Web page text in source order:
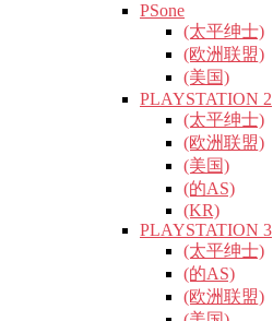
PSone
(太平绅士)
(欧洲联盟)
(美国)
PLAYSTATION 2
(太平绅士)
(欧洲联盟)
(美国)
(的AS)
(KR)
PLAYSTATION 3
(太平绅士)
(的AS)
(欧洲联盟)